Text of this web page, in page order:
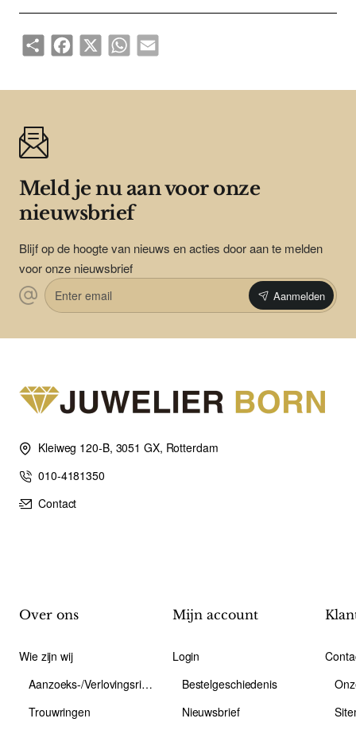
ShareFacebook
X WhatsAppEmail
Meld je nu aan voor onze
nieuwsbrief
Blijf op de hoogte van nieuws en acties door aan te melden
voor onze nieuwsbrief
Enter
email
Aanmelden
Kleiweg 120-B, 3051 GX, Rotterdam
010-4181350
Contact
Over ons
Wie zijn wij
Aanzoeks-/Verlovingsring
Trouwringen
Mijn account
Login
Bestelgeschiedenis
Nieuwsbrief